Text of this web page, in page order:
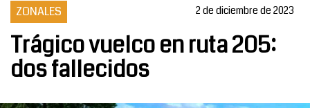
ZONALES 2 de diciembre de 2023
Trágico vuelco en ruta 205:
dos fallecidos